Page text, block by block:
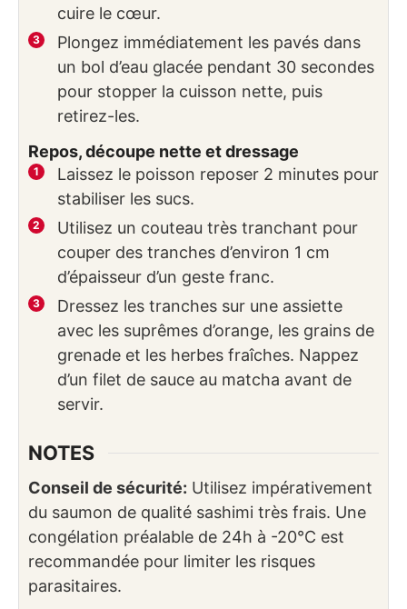
cuire le cœur.
Plongez immédiatement les pavés dans
un bol d’eau glacée pendant 30 secondes
pour stopper la cuisson nette, puis
retirez-les.
Repos, découpe nette et dressage
Laissez le poisson reposer 2 minutes pour
stabiliser les sucs.
Utilisez un couteau très tranchant pour
couper des tranches d’environ 1 cm
d’épaisseur d’un geste franc.
Dressez les tranches sur une assiette
avec les suprêmes d’orange, les grains de
grenade et les herbes fraîches. Nappez
d’un filet de sauce au matcha avant de
servir.
NOTES
Conseil de sécurité: Utilisez impérativement
du saumon de qualité sashimi très frais. Une
congélation préalable de 24h à -20°C est
recommandée pour limiter les risques
parasitaires.